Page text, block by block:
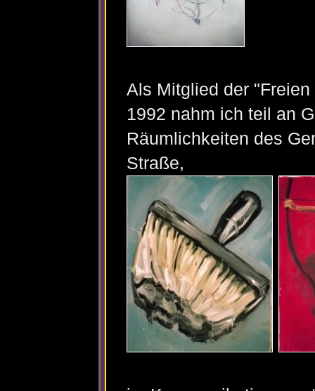
Als Mitglied der
1992 nahm ich teil an
Räumlichkeiten des
Straße,